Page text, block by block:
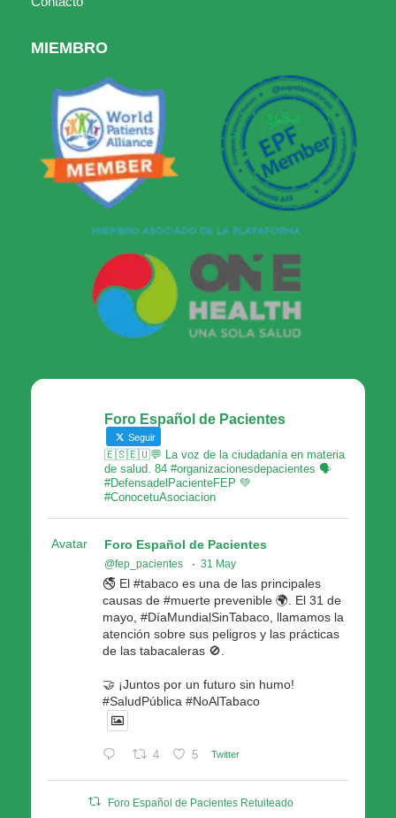
MIEMBRO
Foro Español de Pacientes
Seguir
🇪🇸🇪🇺💬 La voz de la ciudadanía en materia
de salud. 84 #organizacionesdepacientes 🗣
#DefensadelPacienteFEP 💚
#ConocetuAsociacion
Avatar Foro Español de Pacientes
@fep_pacientes · 31 May
🚭 El #tabaco es una de las principales
causas de #muerte prevenible 🌍. El 31 de
mayo, #DíaMundialSinTabaco, llamamos la
atención sobre sus peligros y las prácticas
de las tabacaleras 🚫.
🤝 ¡Juntos por un futuro sin humo!
#SaludPública #NoAlTabaco
4 5 Twitter
Foro Español de Pacientes Retuiteado